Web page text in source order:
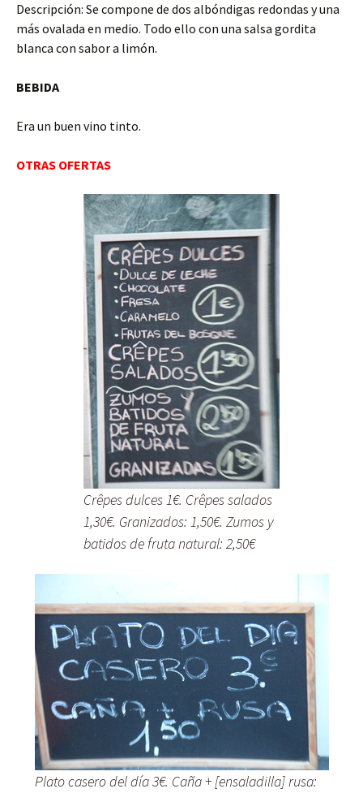
Descripción: Se compone de dos albóndigas redondas y una
más ovalada en medio. Todo ello con una salsa gordita
blanca con sabor a limón.
BEBIDA
Era un buen vino tinto.
OTRAS OFERTAS
Crêpes dulces 1€. Crêpes salados
1,30€. Granizados: 1,50€. Zumos y
batidos de fruta natural: 2,50€
Plato casero del día 3€. Caña + [ensaladilla] rusa: